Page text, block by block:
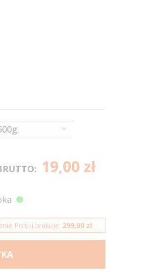
19,00 zł
Polski brakuje: 299,00 zł